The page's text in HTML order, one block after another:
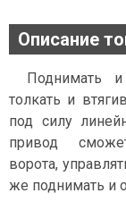
Описание
Поднимать
толкать и
под силу
привод
ворота,
же поднимать и